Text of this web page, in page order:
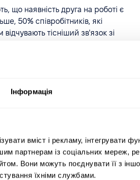
Інформація
вміст і рекламу, інтегрувати
партнерам із соціальних мереж,
Вони можуть поєднувати її з
їхніми службами.
що наявність друга на роботі є
50% співробітників, які
тісніший зв'язок зі
та їхня роль у компанії
і це логічно, адже по-
колектив заповнить
які будуть кинуті на виконання